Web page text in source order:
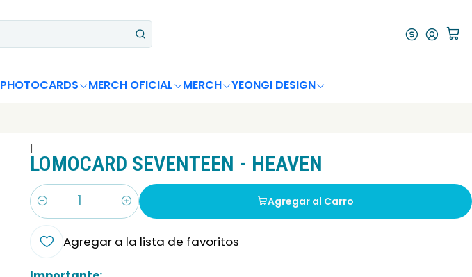
PHOTOCARDS MERCH OFICIAL MERCH YEONGI DESIGN
|
LOMOCARD SEVENTEEN - HEAVEN
Cantidad
Agregar al Carro
Agregar a la lista de favoritos